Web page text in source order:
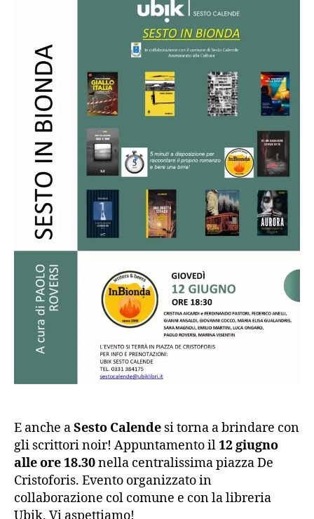
E anche aSesto Calende si torna a brindare con
gli scrittori noir! Appuntamento il12 giugno
alle ore 18.30nella centralissima piazza De
Cristoforis. Evento organizzato in
collaborazione col comune e con la libreria